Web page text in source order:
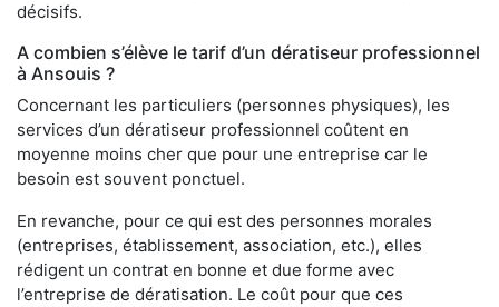
décisifs.
A combien s’élève le tarif d’un dératiseur professionnel
à Ansouis ?
Concernant les particuliers (personnes physiques), les
services d’un dératiseur professionnel coûtent en
moyenne moins cher que pour une entreprise car le
besoin est souvent ponctuel.
En revanche, pour ce qui est des personnes morales
(entreprises, établissement, association, etc.), elles
rédigent un contrat en bonne et due forme avec
l’entreprise de dératisation. Le coût pour que ces